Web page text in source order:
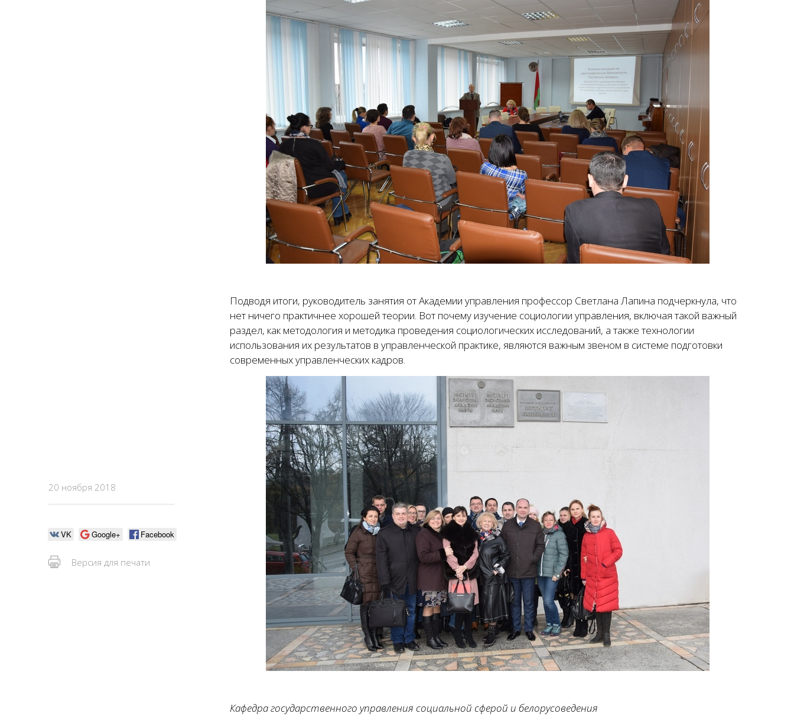
20 ноября 2018
VK Google+ Facebook
Версия для печати
Подводя итоги, руководитель занятия от Академии управления профессор Светлана Лапина подчеркнула, что
нет ничего практичнее хорошей теории. Вот почему изучение социологии управления, включая такой важный
раздел, как методология и методика проведения социологических исследований, а также технологии
использования их результатов в управленческой практике, являются важным звеном в системе подготовки
современных управленческих кадров.
Кафедра государственного управления социальной сферой и белорусоведения